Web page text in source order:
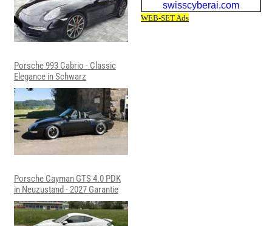
Porsche 993 Cabrio - Classic
Elegance in Schwarz
Porsche Cayman GTS 4.0 PDK
in Neuzustand - 2027 Garantie